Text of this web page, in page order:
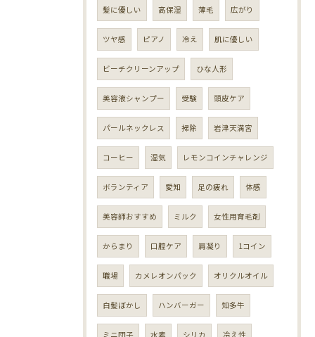
髪に優しい 高保湿 薄毛 広がり
ツヤ感 ピアノ 冷え 肌に優しい
ビーチクリーンアップ ひな人形
美容液シャンプー 受験 頭皮ケア
パールネックレス 掃除 岩津天満宮
コーヒー 湿気 レモンコインチャレンジ
ボランティア 愛知 足の疲れ 体感
美容師おすすめ ミルク 女性用育毛剤
からまり 口腔ケア 肩凝り 1コイン
職場 カメレオンパック オリクルオイル
白髪ぼかし ハンバーガー 知多牛
ミニ団子 水素 シリカ 冷え性